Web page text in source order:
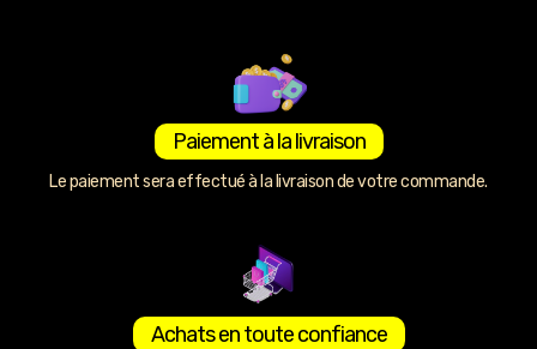
Paiement à la livraison
Le paiement sera effectué à la livraison de votre commande.
Achats en toute confiance